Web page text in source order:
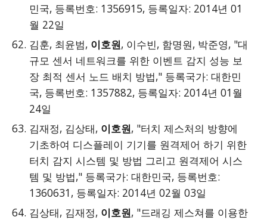
민국, 등록번호: 1356915, 등록일자: 2014년 01
월 22일
김훈, 최윤범, 이호원, 이수빈, 함명원, 박준영, "대
규모 센서 네트워크를 위한 이벤트 감지 성능 보
장 최적 센서 노드 배치 방법," 등록국가: 대한민
국, 등록번호: 1357882, 등록일자: 2014년 01월
24일
김재정, 김상태, 이호원, "터치 제스처의 방향에
기초하여 디스플레이 기기를 원격제어 하기 위한
터치 감지 시스템 및 방법 그리고 원격제어 시스
템 및 방법," 등록국가: 대한민국, 등록번호:
1360631, 등록일자: 2014년 02월 03일
김상태, 김재정, 이호원, "드래깅 제스쳐를 이용한